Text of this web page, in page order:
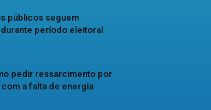
públicos seguem
período eleitoral
pedir ressarcimento por
a falta de energia